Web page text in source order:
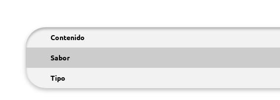
Contenido
Sabor
Tipo